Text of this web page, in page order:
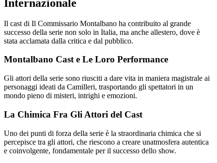
Internazionale
Il cast di Il Commissario Montalbano ha contribuito al grande
successo della serie non solo in Italia, ma anche allestero, dove è
stata acclamata dalla critica e dal pubblico.
Montalbano Cast e Le Loro Performance
Gli attori della serie sono riusciti a dare vita in maniera magistrale ai
personaggi ideati da Camilleri, trasportando gli spettatori in un
mondo pieno di misteri, intrighi e emozioni.
La Chimica Fra Gli Attori del Cast
Uno dei punti di forza della serie è la straordinaria chimica che si
percepisce tra gli attori, che riescono a creare unatmosfera autentica
e coinvolgente, fondamentale per il successo dello show.